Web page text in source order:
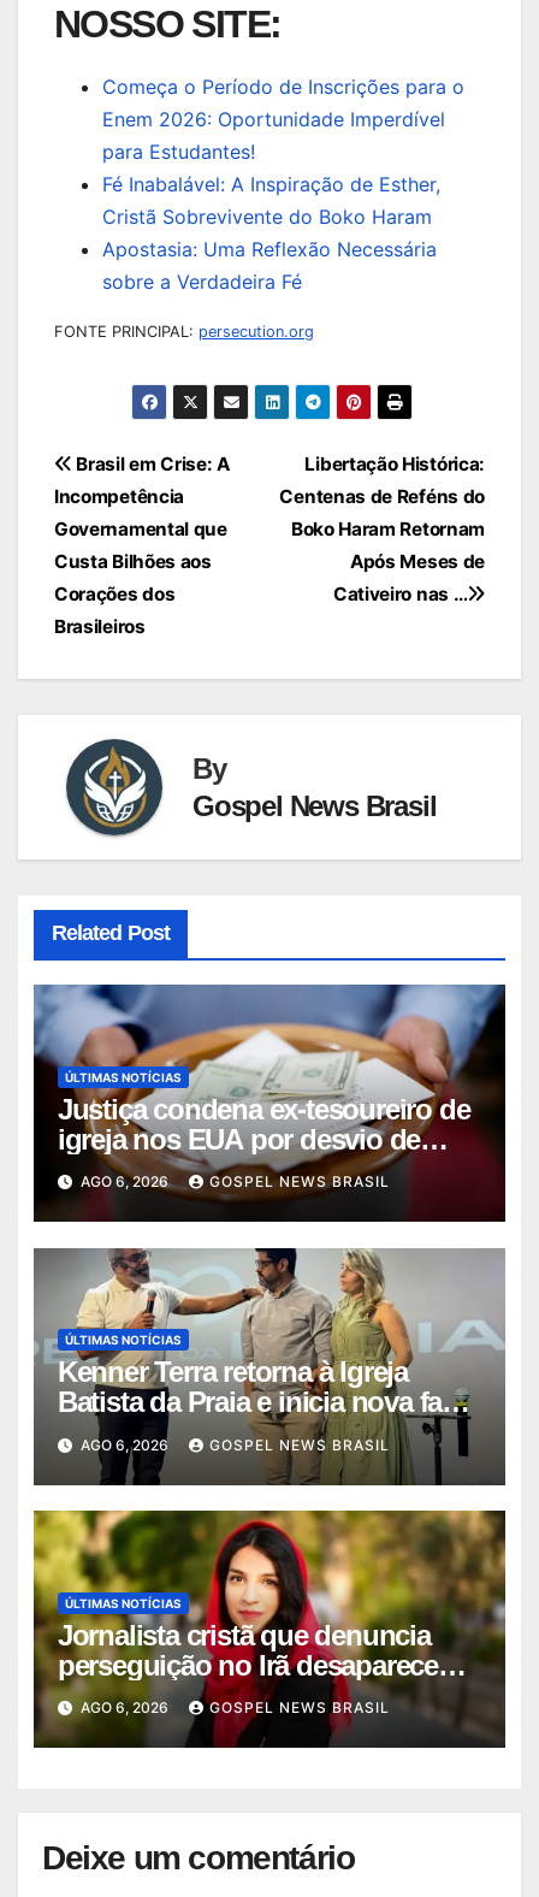
NOSSO SITE:
Começa o Período de Inscrições para o
Enem 2026: Oportunidade Imperdível
para Estudantes!
Fé Inabalável: A Inspiração de Esther,
Cristã Sobrevivente do Boko Haram
Apostasia: Uma Reflexão Necessária
sobre a Verdadeira Fé
FONTE PRINCIPAL: persecution.org
Navegação
de
Post
Libertação Histórica:
Centenas de Reféns do
Boko Haram Retornam
Após Meses de
Cativeiro nas …
Brasil em Crise: A
Incompetência
Governamental que
Custa Bilhões aos
Corações dos
Brasileiros
By
Gospel News Brasil
Related Post
ÚLTIMAS NOTÍCIAS
Justiça condena ex-tesoureiro de
igreja nos EUA por desvio de
quas…
AGO 6, 2026 GOSPEL NEWS BRASIL
ÚLTIMAS NOTÍCIAS
Kenner Terra retorna à Igreja
Batista da Praia e inicia nova fase
…AGO 6, 2026 GOSPEL NEWS BRASIL
ÚLTIMAS NOTÍCIAS
Jornalista cristã que denuncia
perseguição no Irã desaparece
ap…
AGO 6, 2026 GOSPEL NEWS BRASIL
Deixe um comentário